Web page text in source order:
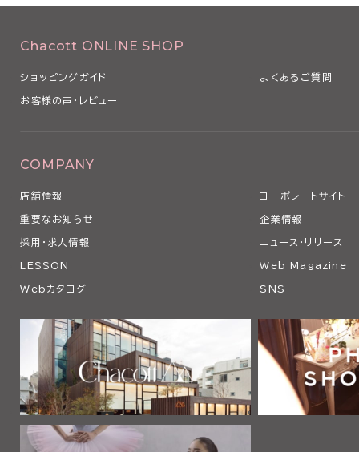
Chacott ONLINE SHOP
ショッピングガイド よくあるご質問
お客様の声・レビュー
COMPANY
店舗情報 コーポレートサイト
重要なお知らせ 企業情報
採用・求人情報 ニュース・リリース
LESSON Web Magazine
Webカタログ SNS